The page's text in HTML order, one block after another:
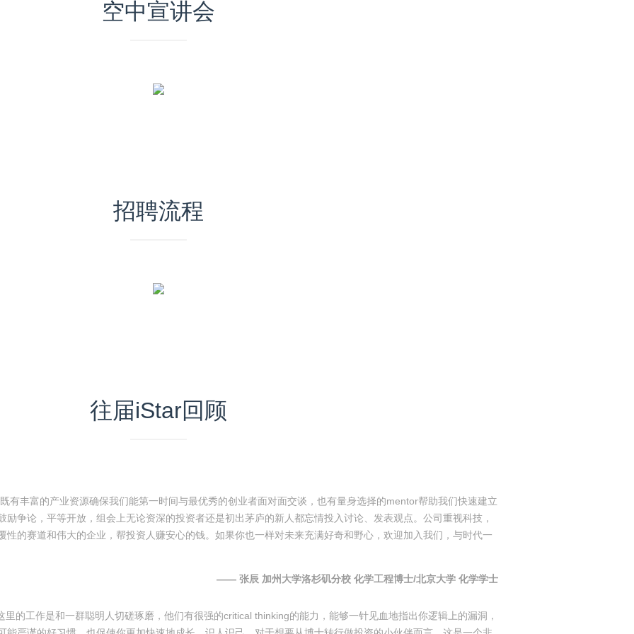
空中宣讲会
招聘流程
往届iStar回顾
有丰富的产业资源确保我们能第一时间与最优秀的创业者面对面交谈，也有量身选择的mentor帮助我们快速建立
争论，平等开放，组会上无论资深的投资者还是初出茅庐的新人都忘情投入讨论、发表观点。公司重视科技，
性的赛道和伟大的企业，帮投资人赚安心的钱。如果你也一样对未来充满好奇和野心，欢迎加入我们，与时代一
—— 张辰 加州大学洛杉矶分校 化学工程博士/北京大学 化学学士
的工作是和一群聪明人切磋琢磨，他们有很强的critical thinking的能力，能够一针见血地指出你逻辑上的漏洞，